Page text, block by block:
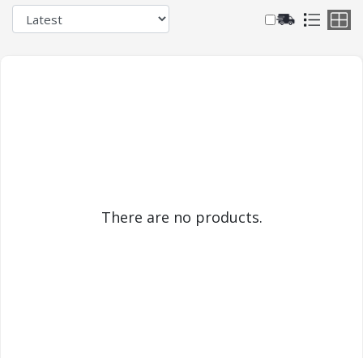
There are no products.